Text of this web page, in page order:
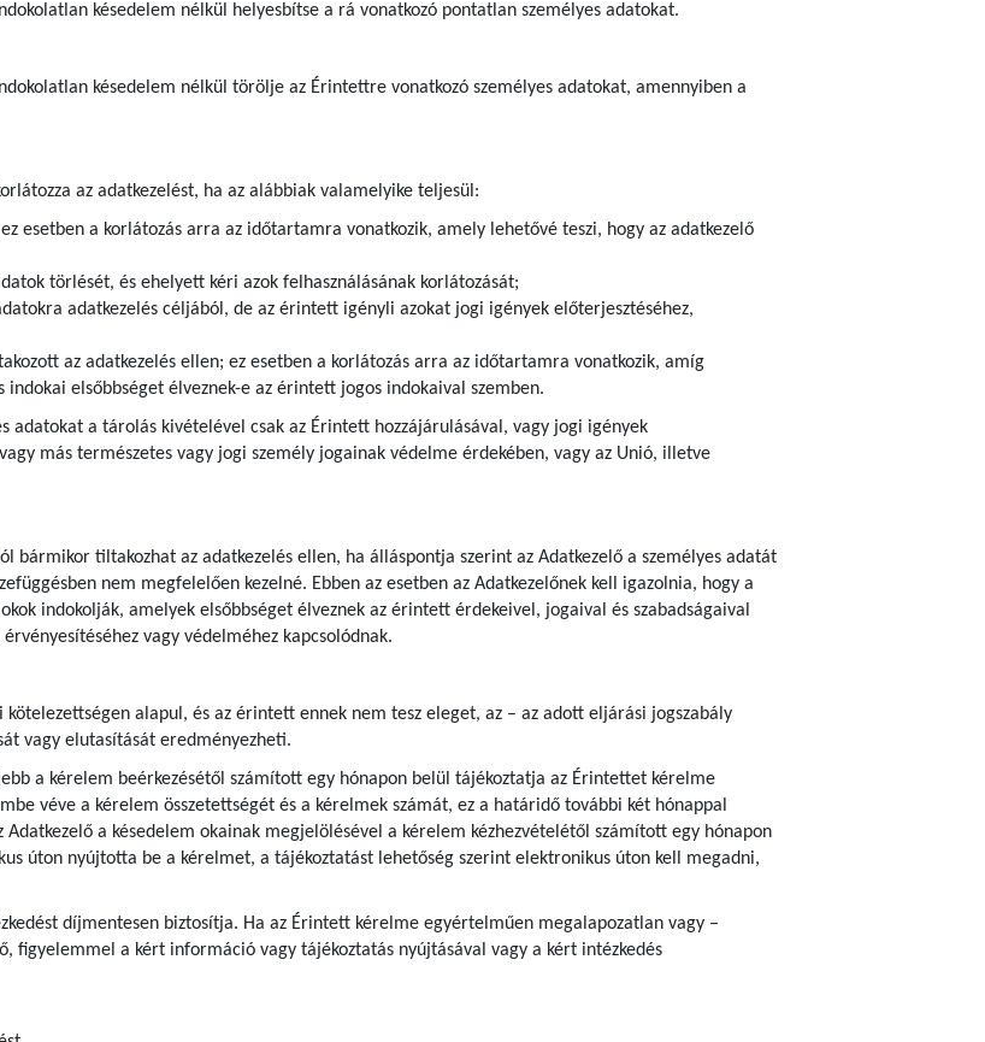
késedelem nélkül helyesbítse a rá vonatkozó pontatlan személyes adatokat.
késedelem nélkül törölje az Érintettre vonatkozó személyes adatokat, amennyiben a
az adatkezelést, ha az alábbiak valamelyike teljesül:
esetben a korlátozás arra az időtartamra vonatkozik, amely lehetővé teszi, hogy az adatkezelő
törlését, és ehelyett kéri azok felhasználásának korlátozását;
adatkezelés céljából, de az érintett igényli azokat jogi igények előterjesztéséhez,
az adatkezelés ellen; ez esetben a korlátozás arra az időtartamra vonatkozik, amíg
elsőbbséget élveznek-e az érintett jogos indokaival szemben.
adatokat a tárolás kivételével csak az Érintett hozzájárulásával, vagy jogi igények
más természetes vagy jogi személy jogainak védelme érdekében, vagy az Unió, illetve
bármikor tiltakozhat az adatkezelés ellen, ha álláspontja szerint az Adatkezelő a személyes adatát
nem megfelelően kezelné. Ebben az esetben az Adatkezelőnek kell igazolnia, hogy a
indokolják, amelyek elsőbbséget élveznek az érintett érdekeivel, jogaival és szabadságaival
vagy védelméhez kapcsolódnak.
alapul, és az érintett ennek nem tesz eleget, az – az adott eljárási jogszabály
vagy elutasítását eredményezheti.
a kérelem beérkezésétől számított egy hónapon belül tájékoztatja az Érintettet kérelme
véve a kérelem összetettségét és a kérelmek számát, ez a határidő további két hónappal
a késedelem okainak megjelölésével a kérelem kézhezvételétől számított egy hónapon
úton nyújtotta be a kérelmet, a tájékoztatást lehetőség szerint elektronikus úton kell megadni,
díjmentesen biztosítja. Ha az Érintett kérelme egyértelműen megalapozatlan vagy –
figyelemmel a kért információ vagy tájékoztatás nyújtásával vagy a kért intézkedés